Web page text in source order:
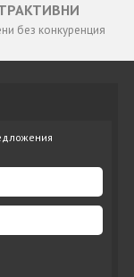
без конкуренция